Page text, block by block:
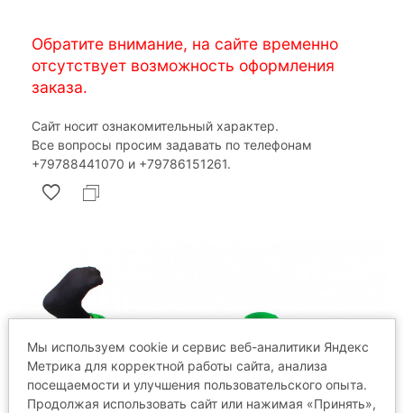
Обратите внимание, на сайте временно
отсутствует возможность оформления
заказа.
Сайт носит ознакомительный характер.
Все вопросы просим задавать по телефонам
‎+79788441070 и ‎+79786151261.
Мы используем cookie и сервис веб-аналитики Яндекс
Метрика для корректной работы сайта, анализа
посещаемости и улучшения пользовательского опыта.
Продолжая использовать сайт или нажимая «Принять»,